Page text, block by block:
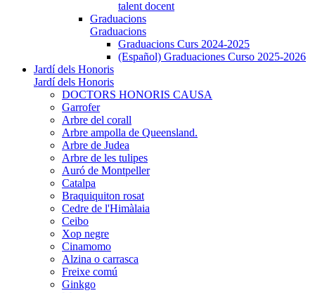
talent docent
Graduacions
Graduacions
Graduacions Curs 2024-2025
(Español) Graduaciones Curso 2025-2026
Jardí dels Honoris
Jardí dels Honoris
DOCTORS HONORIS CAUSA
Garrofer
Arbre del corall
Arbre ampolla de Queensland.
Arbre de Judea
Arbre de les tulipes
Auró de Montpeller
Catalpa
Braquiquiton rosat
Cedre de l'Himàlaia
Ceibo
Xop negre
Cinamomo
Alzina o carrasca
Freixe comú
Ginkgo